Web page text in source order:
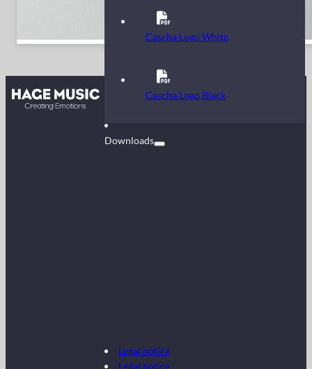
Contact
Downloads
Cascha Logo White
Cascha Logo Black
Legal notice
Legal notice